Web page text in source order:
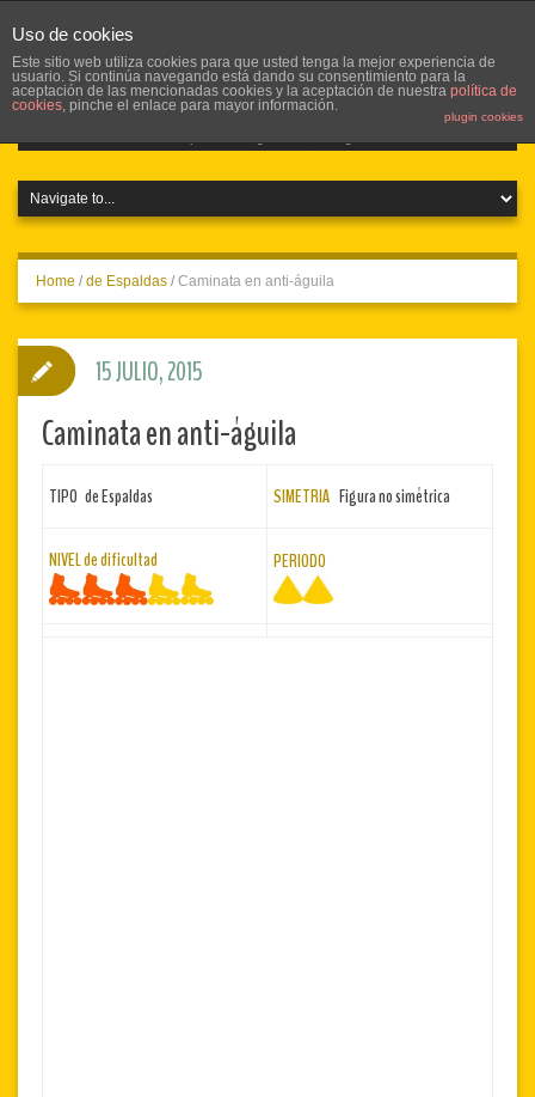
Home / de Espaldas / Caminata en anti-águila
Caminata en anti-águila
TIPO de Espaldas SIMETRIA Figura no simétrica
NIVEL de dificultad PERIODO
15 JULIO, 2015
Uso de cookies
Este sitio web utiliza cookies para que usted tenga la mejor experiencia de
usuario. Si continúa navegando está dando su consentimiento para la
aceptación de las mencionadas cookies y la aceptación de nuestra política de
cookies, pinche el enlace para mayor información.
plugin cookies